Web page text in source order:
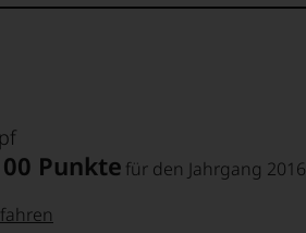
seit 30 Jahren auf Mouton
der Frucht ist der
mit größtem Vergnügen
an Komplexität gewinnen.
Punkte für den Jahrgang 2016